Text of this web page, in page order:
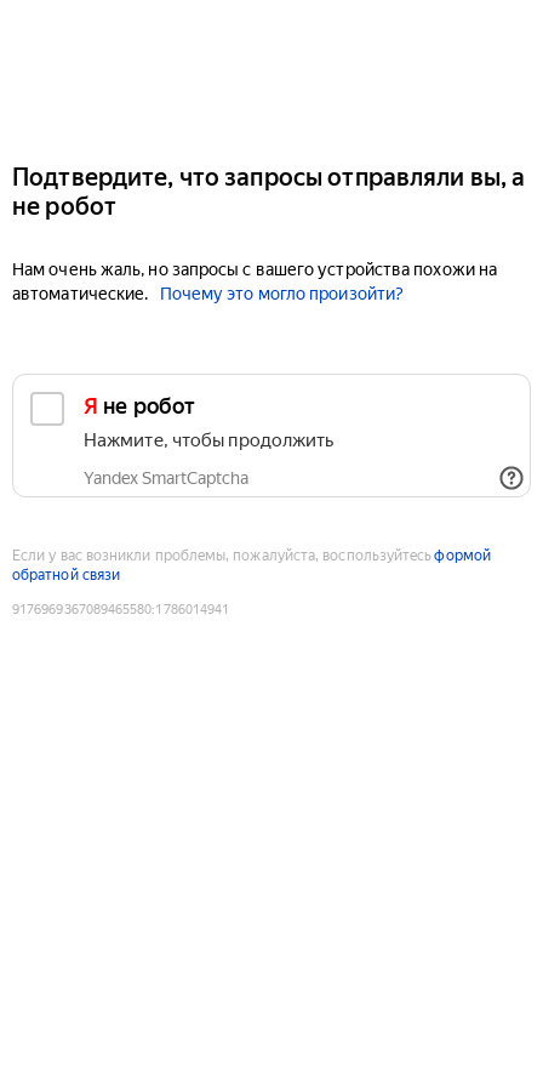
Подтвердите, что запросы отправляли вы, а
не робот
Нам очень жаль, но запросы с вашего устройства похожи на
автоматические.
Почему это могло произойти?
Я не робот
Нажмите, чтобы продолжить
Yandex SmartCaptcha
Если у вас возникли проблемы, пожалуйста, воспользуйтесьформой
обратной связи
9176969367089465580:1786014941